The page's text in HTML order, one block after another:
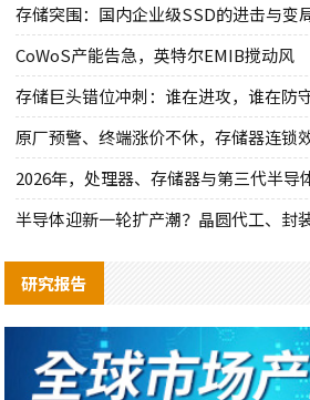
存储突围：国内企业级SSD的进击与变
CoWoS产能告急，英特尔EMIB搅动风
存储巨头错位冲刺：谁在进攻，谁在防
原厂预警、终端涨价不休，存储器连锁
2026年，处理器、存储器与第三代半导
半导体迎新一轮扩产潮？晶圆代工、封
研究报告